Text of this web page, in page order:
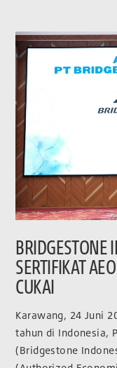
BRIDGESTONE
SERTIFIKAT
CUKAI
Karawang, 24 Juni
tahun di Indonesia,
(Bridgestone